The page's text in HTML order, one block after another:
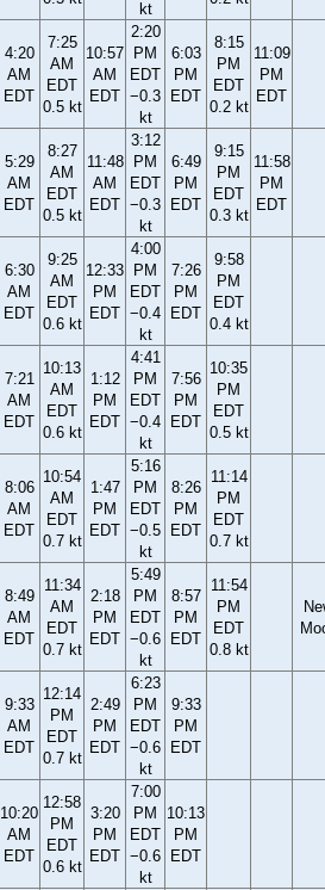
kt
4:20
AM
EDT
7:25
AM
EDT
0.5 kt
10:57
AM
EDT
2:20
PM
EDT
−0.3
kt
6:03
PM
EDT
8:15
PM
EDT
0.2 kt
11:09
PM
EDT
5:29
AM
EDT
8:27
AM
EDT
0.5 kt
11:48
AM
EDT
3:12
PM
EDT
−0.3
kt
6:49
PM
EDT
9:15
PM
EDT
0.3 kt
11:58
PM
EDT
6:30
AM
EDT
9:25
AM
EDT
0.6 kt
12:33
PM
EDT
4:00
PM
EDT
−0.4
kt
7:26
PM
EDT
9:58
PM
EDT
0.4 kt
7:21
AM
EDT
10:13
AM
EDT
0.6 kt
1:12
PM
EDT
4:41
PM
EDT
−0.4
kt
7:56
PM
EDT
10:35
PM
EDT
0.5 kt
8:06
AM
EDT
10:54
AM
EDT
0.7 kt
1:47
PM
EDT
5:16
PM
EDT
−0.5
kt
8:26
PM
EDT
11:14
PM
EDT
0.7 kt
8:49
AM
EDT
11:34
AM
EDT
0.7 kt
2:18
PM
EDT
5:49
PM
EDT
−0.6
kt
8:57
PM
EDT
11:54
PM
EDT
0.8 kt
9:33
AM
EDT
12:14
PM
EDT
0.7 kt
2:49
PM
EDT
6:23
PM
EDT
−0.6
kt
9:33
PM
EDT
10:20
AM
EDT
12:58
PM
EDT
0.6 kt
3:20
PM
EDT
7:00
PM
EDT
−0.6
kt
10:13
PM
EDT